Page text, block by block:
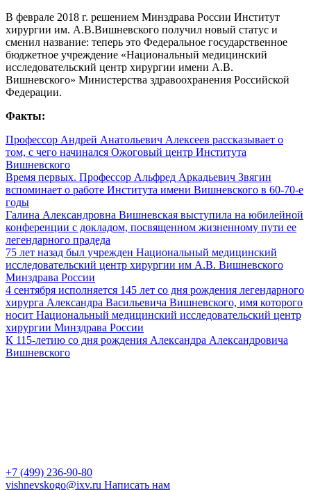
В феврале 2018 г. решением Минздрава России Институт
хирургии им. А.В.Вишневского получил новый статус и
сменил название: теперь это Федеральное государственное
бюджетное учреждение «Национальный медицинский
исследовательский центр хирургии имени А.В.
Вишневского» Министерства здравоохранения Российской
Федерации.
Факты:
Профессор Андрей Анатольевич Алексеев рассказывает о
том, с чего начинался Ожоговый центр Института
Вишневского
Время первых. Профессор Альфред Аркадьевич Звягин
вспоминает о работе Института имени Вишневского в 60-70-е
годы
Галина Александровна Вишневская выступила на юбилейной
конференции с докладом, посвященном жизненному пути ее
легендарного прадеда
75 лет назад был учрежден Национальный медицинский
исследовательский центр хирургии им А.В. Вишневского
Минздрава России
4 сентября исполняется 145 лет со дня рождения легендарного
хирурга Александра Васильевича Вишневского, имя которого
носит Национальный медицинский исследовательский центр
хирургии Минздрава России
К 115-летию со дня рождения Александра Александровича
Вишневского
+7 (499) 236-90-80
vishnevskogo@ixv.ru Написать нам